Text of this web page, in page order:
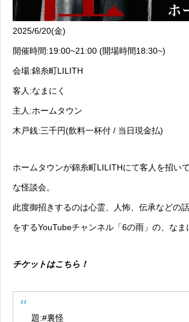
2025/6/20(金)
開催時間:19:00~21:00 (開場時間18:30~)
会場:錦糸町LILITH
客人:なまにく
主人:ホームタウン
木戸銭:三千円(飲料一杯付 / 当日現金払)
ホームタウンが錦糸町LILITHにて客人を招い
な怪談会。
此度御招きするのは心霊、人怖、伝承などの
をするYouTubeチャンネル「6の雨」の、なま
チケットはこちら！
題:#裏怪